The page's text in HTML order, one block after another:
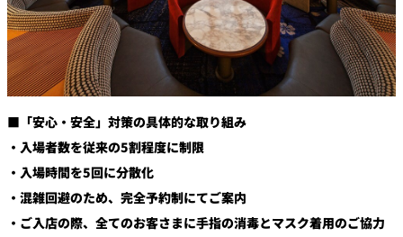
■「安心・安全」対策の具体的な取り組み
・入場者数を従来の5割程度に制限
・入場時間を5回に分散化
・混雑回避のため、完全予約制にてご案内
・ご入店の際、全てのお客さまに手指の消毒とマスク着用のご協力